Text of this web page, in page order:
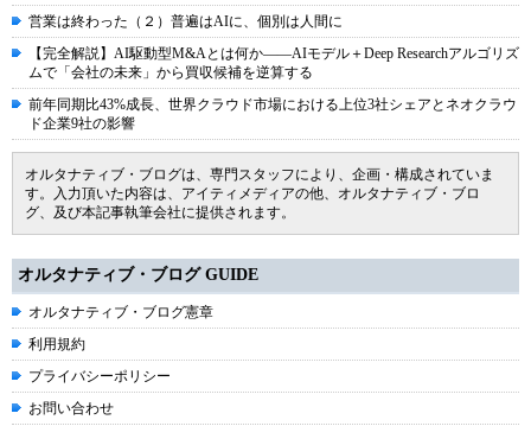
営業は終わった（２）普遍はAIに、個別は人間に
【完全解説】AI駆動型M&Aとは何か――AIモデル＋Deep Researchアルゴリズ
ムで「会社の未来」から買収候補を逆算する
前年同期比43%成長、世界クラウド市場における上位3社シェアとネオクラウ
ド企業9社の影響
オルタナティブ・ブログは、専門スタッフにより、企画・構成されていま
す。入力頂いた内容は、アイティメディアの他、オルタナティブ・ブロ
グ、及び本記事執筆会社に提供されます。
オルタナティブ・ブログ GUIDE
オルタナティブ・ブログ憲章
利用規約
プライバシーポリシー
お問い合わせ